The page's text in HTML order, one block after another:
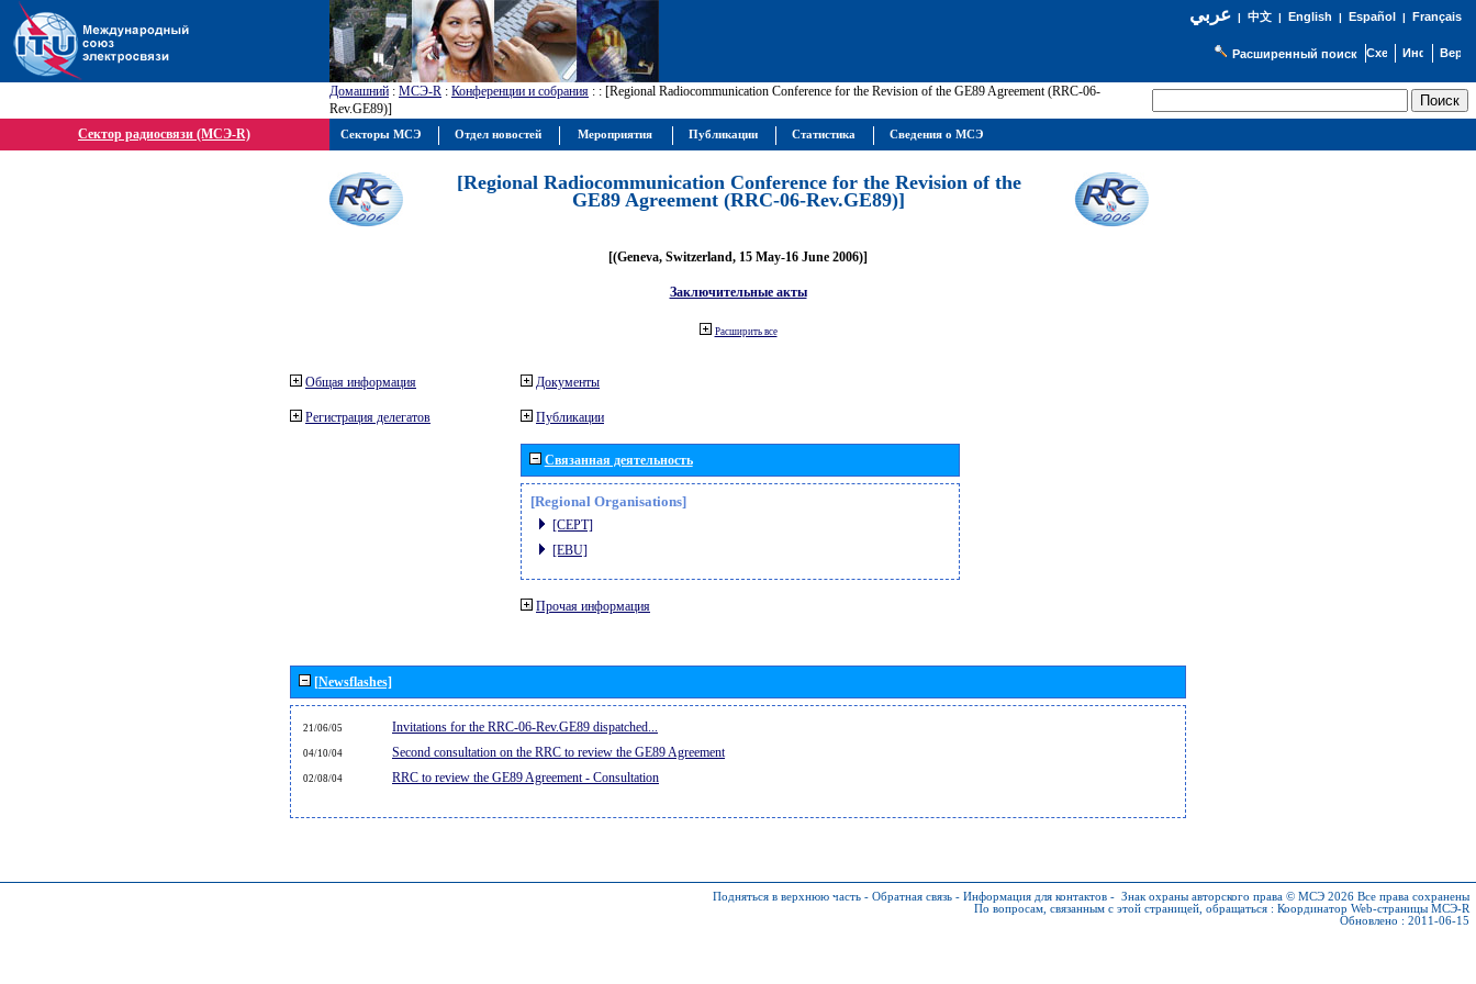
عربي| 中文| English | Español | Français
Расширенный поиск
Домашний : МСЭ-R : Конференции и собрания : : [Regional Radiocommunication Conference for the Revision of the GE89 Agreement (RRC-06-
Rev.GE89)]
Сектор радиосвязи (МСЭ-R)
[Regional Radiocommunication Conference for the Revision of the
GE89 Agreement (RRC-06-Rev.GE89)]
[(Geneva, Switzerland, 15 May-16 June 2006)]
Заключительные акты
Расширить все
Общая информация
Регистрация делегатов
Документы
Публикации
Связанная деятельность
[Regional Organisations]
[CEPT]
[EBU]
Прочая информация
[Newsflashes]
21/06/05 Invitations for the RRC-06-Rev.GE89 dispatched...
04/10/04 Second consultation on the RRC to review the GE89 Agreement
02/08/04 RRC to review the GE89 Agreement - Consultation
Подняться в верхнюю часть - Обратная связь - Информация для контактов - Знак охраны авторского права © МСЭ 2026 Все права сохранены
По вопросам, связанным с этой страницей, обращаться : Координатор Web-страницы МСЭ-R
Обновлено : 2011-06-15
Секторы МСЭ Отдел новостей Мероприятия Публикации Статистика Сведения о МСЭ